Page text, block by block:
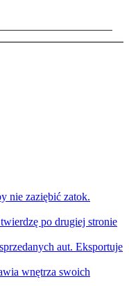
nie zaziębić zatok.
po drugiej stronie
aut. Eksportuje
wnętrza swoich